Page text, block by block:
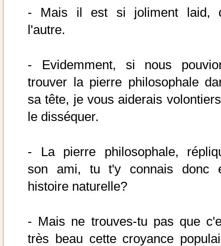
- Mais il est si joliment laid,
l'autre.
- Evidemment, si nous
trouver la pierre philosophale
sa tête, je vous aiderais
le disséquer.
- La pierre philosophale,
son ami, tu t'y connais donc
histoire naturelle?
- Mais ne trouves-tu pas que
très beau cette croyance